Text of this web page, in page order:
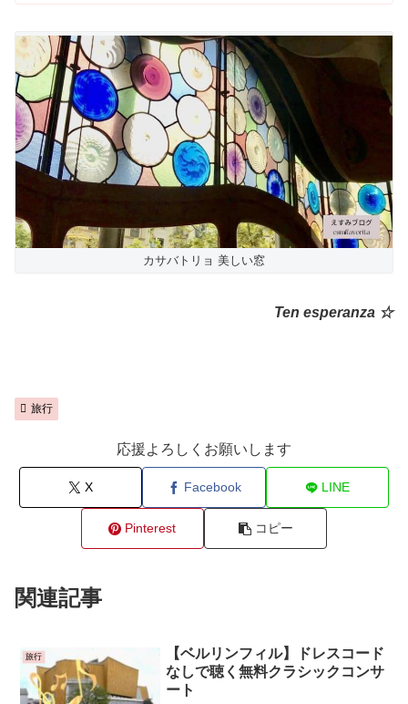
カサバトリョ 美しい窓
Ten esperanza ☆
旅行
応援よろしくお願いします
X Facebook LINE
Pinterest コピー
関連記事
旅行
【ベルリンフィル】ドレスコード
なしで聴く無料クラシックコンサ
ート